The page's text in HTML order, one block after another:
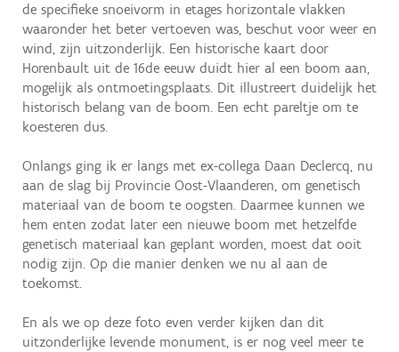
de specifieke snoeivorm in etages horizontale vlakken
waaronder het beter vertoeven was, beschut voor weer en
wind, zijn uitzonderlijk. Een historische kaart door
Horenbault uit de 16de eeuw duidt hier al een boom aan,
mogelijk als ontmoetingsplaats. Dit illustreert duidelijk het
historisch belang van de boom. Een echt pareltje om te
koesteren dus.
Onlangs ging ik er langs met ex-collega Daan Declercq, nu
aan de slag bij Provincie Oost-Vlaanderen, om genetisch
materiaal van de boom te oogsten. Daarmee kunnen we
hem enten zodat later een nieuwe boom met hetzelfde
genetisch materiaal kan geplant worden, moest dat ooit
nodig zijn. Op die manier denken we nu al aan de
toekomst.
En als we op deze foto even verder kijken dan dit
uitzonderlijke levende monument, is er nog veel meer te